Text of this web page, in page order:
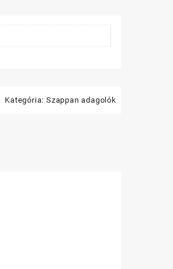
Kategória: Szappan adagolók